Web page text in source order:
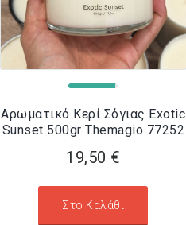
Αρωματικό Κερί Σόγιας Exotic
Sunset 500gr Themagio 77252
19,50 €
Στο Καλάθι